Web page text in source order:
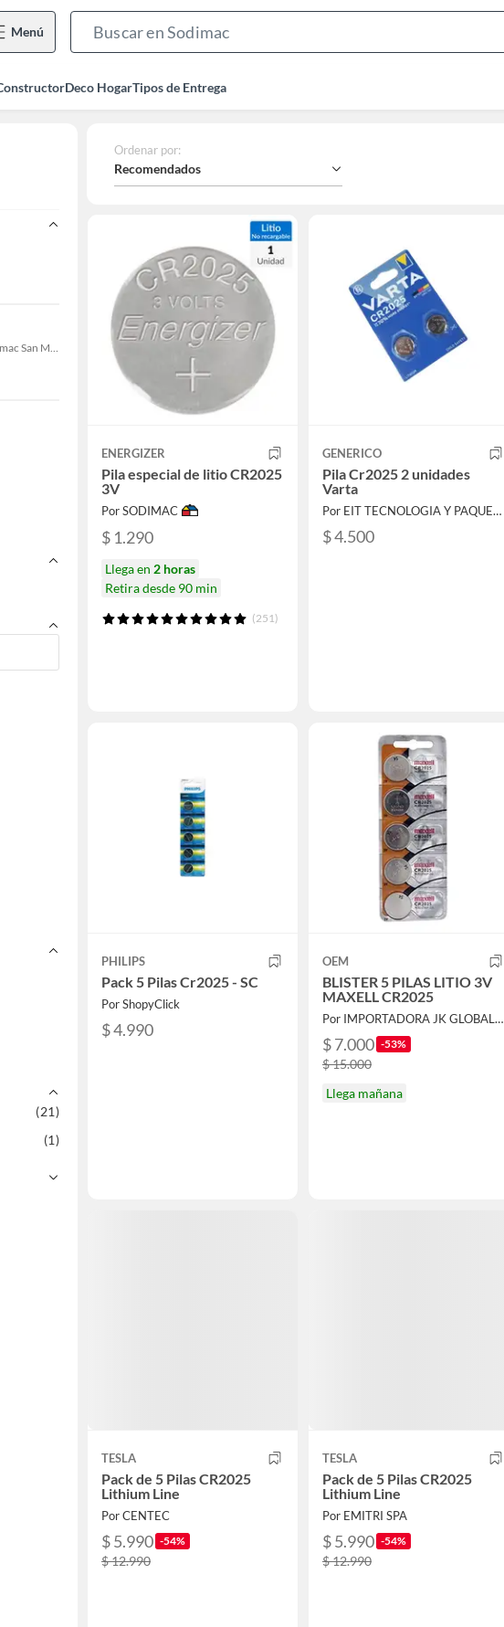
Menú
Bar
Deco HogarTipos de Entrega
Sodimac Cerrillos, Sodimac Maipú, Sodimac San Miguel, Sodimac San Bernardo, Sodimac Talagante, Sodimac San Fernando
(21)
(1)
Ordenar por:
Recomendados
ENERGIZER
Pila especial de litio CR2025
3V
Por SODIMAC
$ 1.290
Llega en 2 horas
Retira desde 90 min
(251)
GENERICO
Pila Cr2025 2 unidades
Varta
Por EIT TECNOLOGIA Y PAQUETERIA
$ 4.500
PHILIPS
Pack 5 Pilas Cr2025 - SC
Por ShopyClick
$ 4.990
OEM
BLISTER 5 PILAS LITIO 3V
MAXELL CR2025
Por IMPORTADORA JK GLOBAL SPA
$ 7.000 -53%
$ 15.000
Llega mañana
TESLA
Pack de 5 Pilas CR2025
Lithium Line
Por CENTEC
$ 5.990 -54%
$ 12.990
TESLA
Pack de 5 Pilas CR2025
Lithium Line
Por EMITRI SPA
$ 5.990 -54%
$ 12.990